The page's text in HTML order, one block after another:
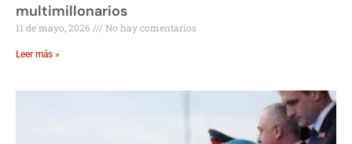
multimillonarios
11 de mayo, 2026 No hay comentarios
Leer más »